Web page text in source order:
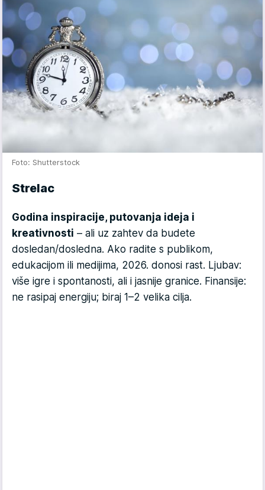
Foto: Shutterstock
Strelac
Godina inspiracije, putovanja ideja i
kreativnosti – ali uz zahtev da budete
dosledan/dosledna. Ako radite s publikom,
edukacijom ili medijima, 2026. donosi rast. Ljubav:
više igre i spontanosti, ali i jasnije granice. Finansije:
ne rasipaj energiju; biraj 1–2 velika cilja.